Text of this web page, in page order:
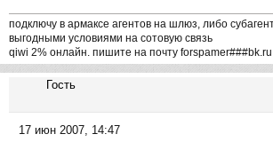
н
и
е
подключу в армаксе агентов на шлюз, либо
выгодными условиями на сотовую связь
qiwi 2% онлайн. пишите на почту forspamer###bk.ru
Гость
17 июн 2007, 14:47